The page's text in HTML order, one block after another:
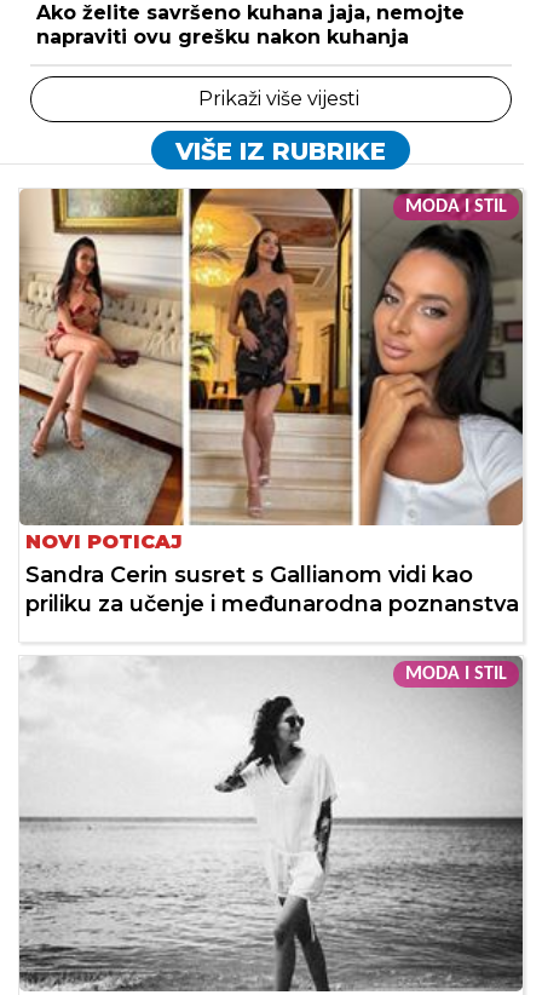
Ako želite savršeno kuhana jaja, nemojte
napraviti ovu grešku nakon kuhanja
Prikaži više vijesti
VIŠE IZ RUBRIKE
MODA I STIL
NOVI POTICAJ
Sandra Cerin susret s Gallianom vidi kao
priliku za učenje i međunarodna poznanstva
MODA I STIL